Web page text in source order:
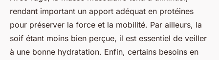
rendant important un apport adéquat en protéines
pour préserver la force et la mobilité. Par ailleurs, la
soif étant moins bien perçue, il est essentiel de veiller
à une bonne hydratation. Enfin, certains besoins en